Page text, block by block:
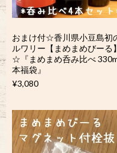
おまけ付☆香川県小豆島初
ルワリー【まめまめびーる】
☆『まめまめ呑み比べ
本福袋』
¥3,080